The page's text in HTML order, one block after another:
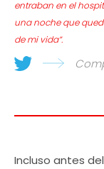
entraban en el
una noche que
de mi vida”.
Incluso antes